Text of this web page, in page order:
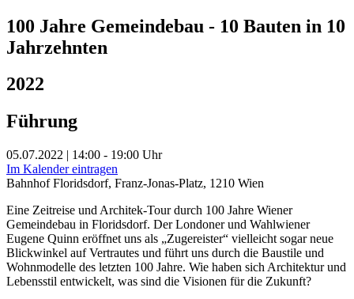
100 Jahre Gemeindebau - 10 Bauten in 10
Jahrzehnten
2022
Führung
05.07.2022 | 14:00 - 19:00 Uhr
Im Kalender eintragen
Bahnhof Floridsdorf, Franz-Jonas-Platz, 1210 Wien
Eine Zeitreise und Architek-Tour durch 100 Jahre Wiener
Gemeindebau in Floridsdorf. Der Londoner und Wahlwiener
Eugene Quinn eröffnet uns als „Zugereister“ vielleicht sogar neue
Blickwinkel auf Vertrautes und führt uns durch die Baustile und
Wohnmodelle des letzten 100 Jahre. Wie haben sich Architektur und
Lebensstil entwickelt, was sind die Visionen für die Zukunft?